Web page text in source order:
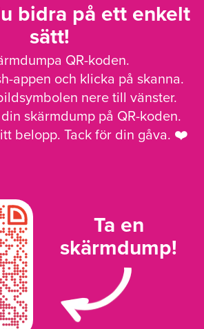
bidra på ett enkelt
sätt!
QR-koden.
appen och klicka på skanna.
nere till vänster.
skärmdump på QR-koden.
belopp. Tack för din gåva. ❤️
Ta en
skärmdump!